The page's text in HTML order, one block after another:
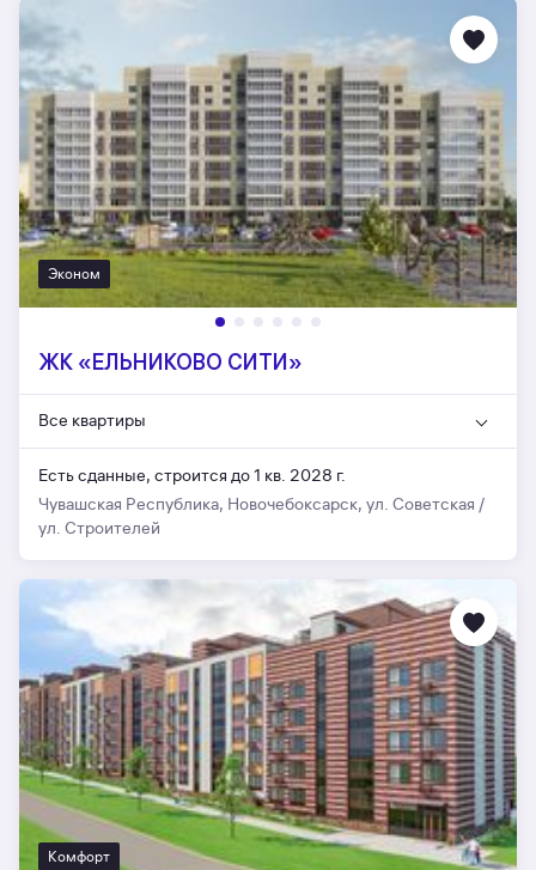
Эконом
ЖК «ЕЛЬНИКОВО СИТИ»
Все квартиры
Есть сданные, строится до 1 кв. 2028 г.
Чувашская Республика, Новочебоксарск, ул. Советская /
ул. Строителей
Комфорт